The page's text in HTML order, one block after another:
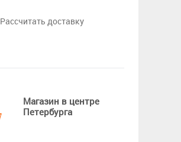
Рассчитать доставку
Магазин в центре
Петербурга